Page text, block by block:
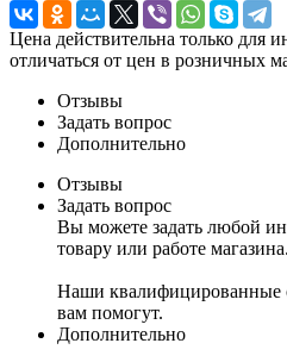
Цена действительна только для
отличаться от цен в розничных
Отзывы
Задать вопрос
Дополнительно
Отзывы
Задать вопрос
Вы можете задать любой
товару или работе магазина.
Наши квалифицированные
вам помогут.
Дополнительно